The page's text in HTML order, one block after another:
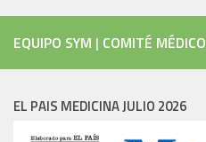
EQUIPO SYM | COMITÉ MÉDICO
EL PAIS MEDICINA JULIO 2026